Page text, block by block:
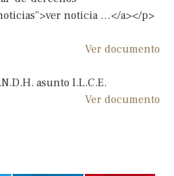
noticia …</a></p>
Ver documento
asunto I.L.C.E.
Ver documento